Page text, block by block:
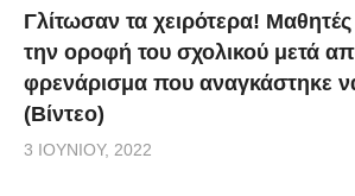
Γλίτωσαν τα χειρότερα!
την οροφή του σχολικού μετά
φρενάρισμα που αναγκάστηκε
(Βίντεο)
3 ΙΟΥΝΊΟΥ, 2022